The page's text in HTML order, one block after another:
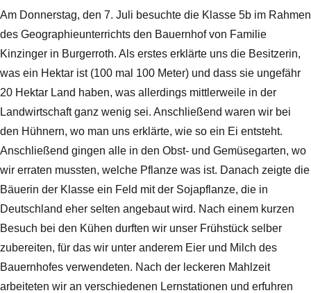
Am Donnerstag, den 7. Juli besuchte die Klasse 5b im Rahmen
des Geographieunterrichts den Bauernhof von Familie
Kinzinger in Burgerroth. Als erstes erklärte uns die Besitzerin,
was ein Hektar ist (100 mal 100 Meter) und dass sie ungefähr
20 Hektar Land haben, was allerdings mittlerweile in der
Landwirtschaft ganz wenig sei. Anschließend waren wir bei
den Hühnern, wo man uns erklärte, wie so ein Ei entsteht.
Anschließend gingen alle in den Obst- und Gemüsegarten, wo
wir erraten mussten, welche Pflanze was ist. Danach zeigte die
Bäuerin der Klasse ein Feld mit der Sojapflanze, die in
Deutschland eher selten angebaut wird. Nach einem kurzen
Besuch bei den Kühen durften wir unser Frühstück selber
zubereiten, für das wir unter anderem Eier und Milch des
Bauernhofes verwendeten. Nach der leckeren Mahlzeit
arbeiteten wir an verschiedenen Lernstationen und erfuhren